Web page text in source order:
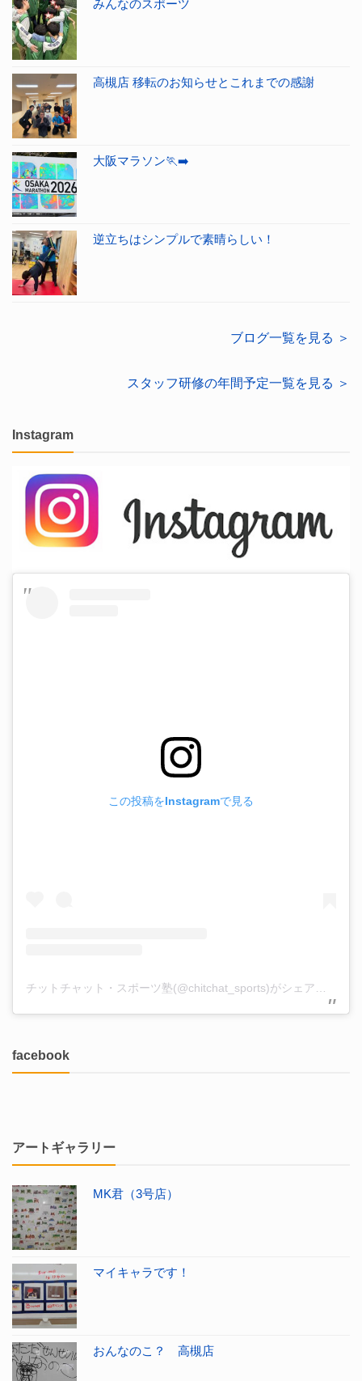
みんなのスポーツ
高槻店 移転のお知らせとこれまでの感謝
大阪マラソン🏃‍➡️
逆立ちはシンプルで素晴らしい！
ブログ一覧を見る ＞
スタッフ研修の年間予定一覧を見る ＞
Instagram
この投稿をInstagramで見る
facebook
アートギャラリー
MK君（3号店）
マイキャラです！
おんなのこ？ 高槻店